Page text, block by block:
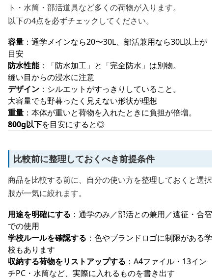
ト・水筒・部活道具など多くの荷物が入ります。
以下の4点を必ずチェックしてください。
容量 ：通学メインなら20〜30L、部活兼用なら30L以上が
目安
防水性能：「防水加工」と「完全防水」は別物。
縫い目からの浸水に注意
デザイン ：シルエットがすっきりしていること。
大容量でも野暮ったく見えない形状が理想
重量 ：本体が重いと荷物を入れたときに負担が倍増。
800g以下を目安にすると◎
比較前に整理しておくべき前提条件
商品を比較する前に、自分の使い方を整理しておくと選択
肢が一気に絞れます。
用途を明確にする ：通学のみ／部活との兼用／遠征・合宿
での使用
学校ルールを確認する ：色やブランドロゴに制限がある学
校もあります
収納する荷物をリストアップする ：A4ファイル・13イン
チPC・水筒など、実際に入れるものを書き出す